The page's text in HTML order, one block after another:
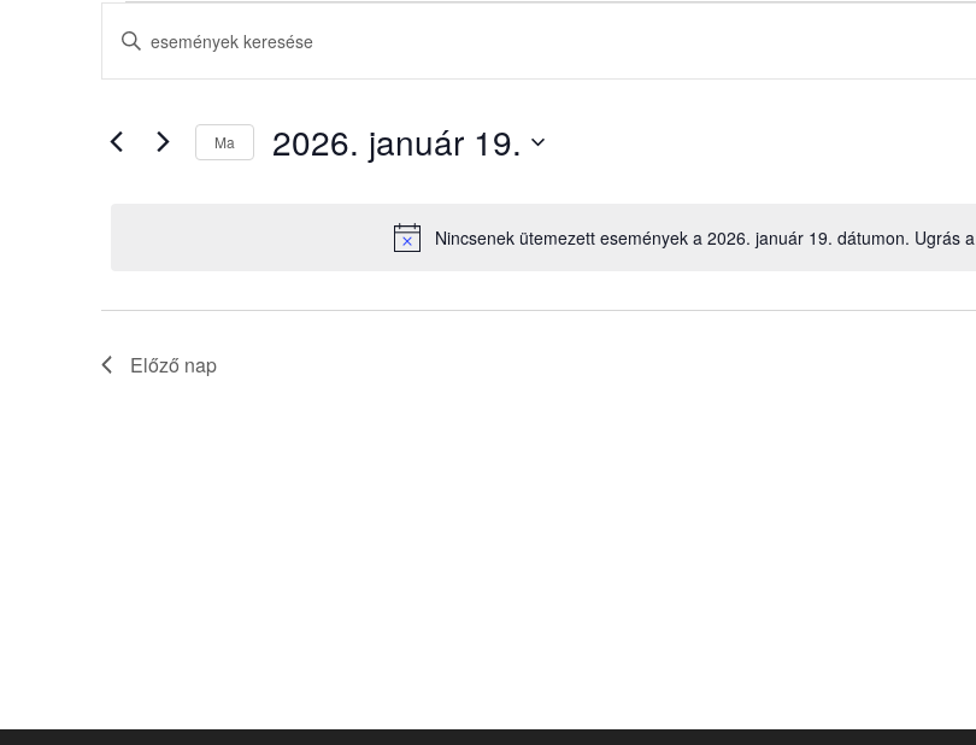
Notice
Nincsenek ütemezett események a 2026. január 19. dátumon. Ugrás a
Események
keresése
nézet
Írja
be
keresőszót.
a
Események
Ma 2026. január 19.
Előző nap